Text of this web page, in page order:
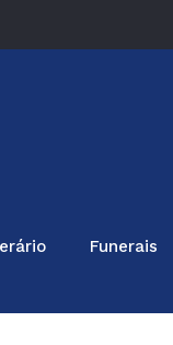
Funerais